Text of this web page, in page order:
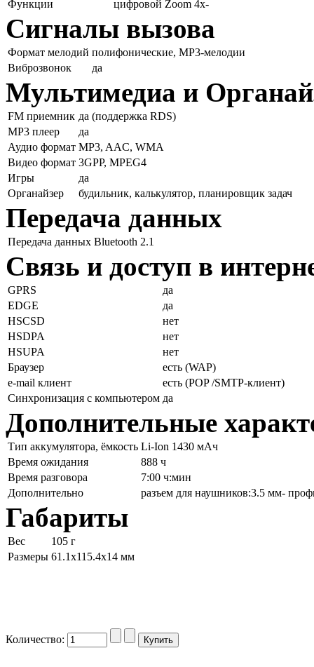
Функции
цифровой Zoom 4x-
Сигналы вызова
Формат мелодий полифонические, MP3-мелодии
Виброзвонок
да
Мультимедиа и
FM приемник да (поддержка RDS)
MP3 плеер
да
Аудио формат MP3, AAC, WMA
Видео формат 3GPP, MPEG4
Игры
да
Органайзер
будильник, калькулятор, планировщик задач
Передача данных
Передача данных Bluetooth 2.1
Связь и доступ в
GPRS
да
EDGE
да
HSCSD
нет
HSDPA
нет
HSUPA
нет
Браузер
есть (WAP)
e-mail клиент
есть (POP /SMTP-клиент)
Синхронизация с компьютером да
Дополнительные
Тип аккумулятора, ёмкость Li-Ion 1430 мАч
Время ожидания
888 ч
Время разговора
7:00 ч:мин
Дополнительно
разъем для наушников:3.5 мм-
Габариты
Вес
105 г
Размеры 61.1x115.4x14 мм
Количество: